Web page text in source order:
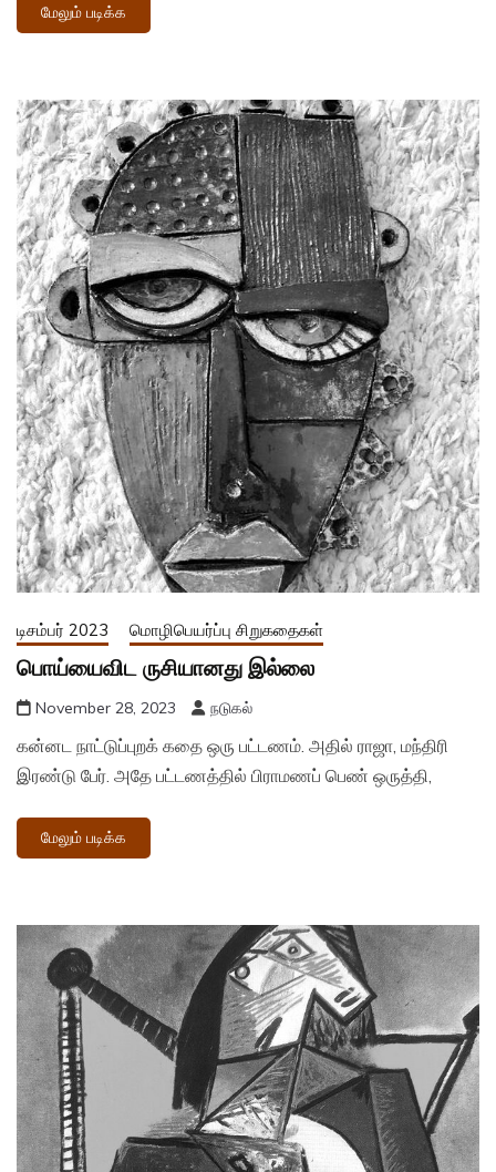
மேலும் படிக்க
டிசம்பர் 2023 மொழிபெயர்ப்பு சிறுகதைகள்
பொய்யைவிட ருசியானது இல்லை
November 28, 2023 நடுகல்
கன்னட நாட்டுப்புறக் கதை ஒரு பட்டணம். அதில் ராஜா, மந்திரி
இரண்டு பேர். அதே பட்டணத்தில் பிராமணப் பெண் ஒருத்தி,
மேலும் படிக்க